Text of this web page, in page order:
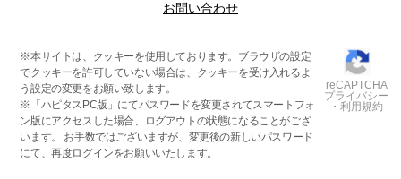
お問い合わせ
※本サイトは、クッキーを使用しております。ブラウザの設定
でクッキーを許可していない場合は、クッキーを受け入れるよ
う設定の変更をお願い致します。
※「ハピタスPC版」にてパスワードを変更されてスマートフォ
ン版にアクセスした場合、ログアウトの状態になることがござ
います。 お手数ではございますが、変更後の新しいパスワード
にて、再度ログインをお願いいたします。
reCAPTCHA
プライバシー
・利用規約